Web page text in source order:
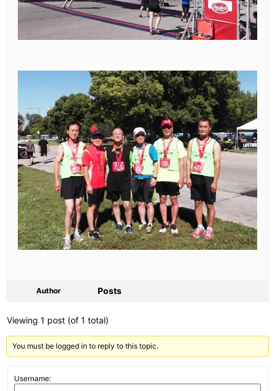
Author Posts
Viewing 1 post (of 1 total)
You must be logged in to reply to this topic.
Username: